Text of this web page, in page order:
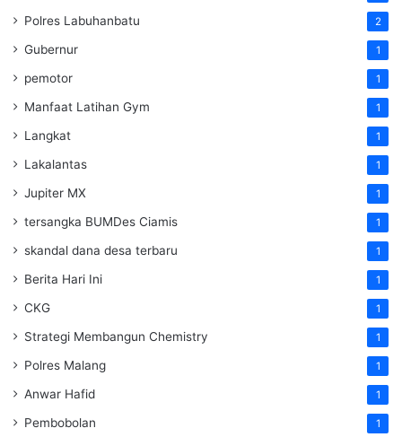
Polres Labuhanbatu 2
Gubernur 1
pemotor 1
Manfaat Latihan Gym 1
Langkat 1
Lakalantas 1
Jupiter MX 1
tersangka BUMDes Ciamis 1
skandal dana desa terbaru 1
Berita Hari Ini 1
CKG 1
Strategi Membangun Chemistry 1
Polres Malang 1
Anwar Hafid 1
Pembobolan 1